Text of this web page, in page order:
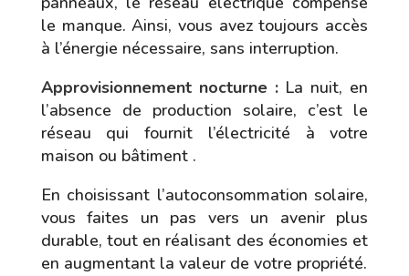
le manque. Ainsi, vous avez toujours accès
à l’énergie nécessaire, sans interruption.
Approvisionnement nocturne :La nuit, en
l’absence de production solaire, c’est le
réseau qui fournit l’électricité à votre
maison ou bâtiment .
En choisissant l’autoconsommation solaire,
vous faites un pas vers un avenir plus
durable, tout en réalisant des économies et
en augmentant la valeur de votre propriété.